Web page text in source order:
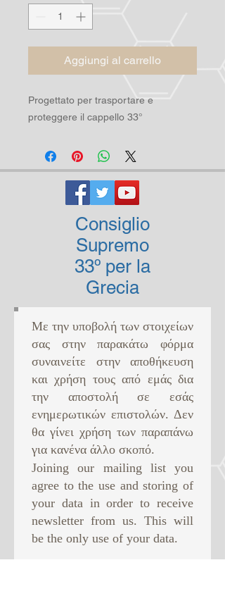
Aggiungi al carrello
Progettato per trasportare e
proteggere il cappello 33°
Consiglio
Supremo
33º per la
Grecia
Με την υποβολή των στοιχείων
σας στην παρακάτω φόρμα
συναινείτε στην αποθήκευση
και χρήση τους από εμάς δια
την αποστολή σε εσάς
ενημερωτικών επιστολών. Δεν
θα γίνει χρήση των παραπάνω
για κανένα άλλο σκοπό. ​
Joining our mailing list you
agree to the use and storing of
your data in order to receive
newsletter from us. This will
be the only use of your data.